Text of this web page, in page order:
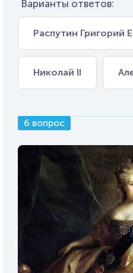
Варианты ответов:
Распутин Григорий
Николай II
6 вопрос